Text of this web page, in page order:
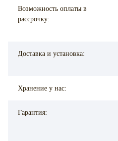
Возможность оплаты в
рассрочку:
Доставка и установка:
Хранение у нас:
Гарантия: